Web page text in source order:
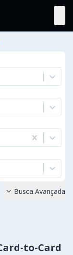
 Busca Avançada
to-Card